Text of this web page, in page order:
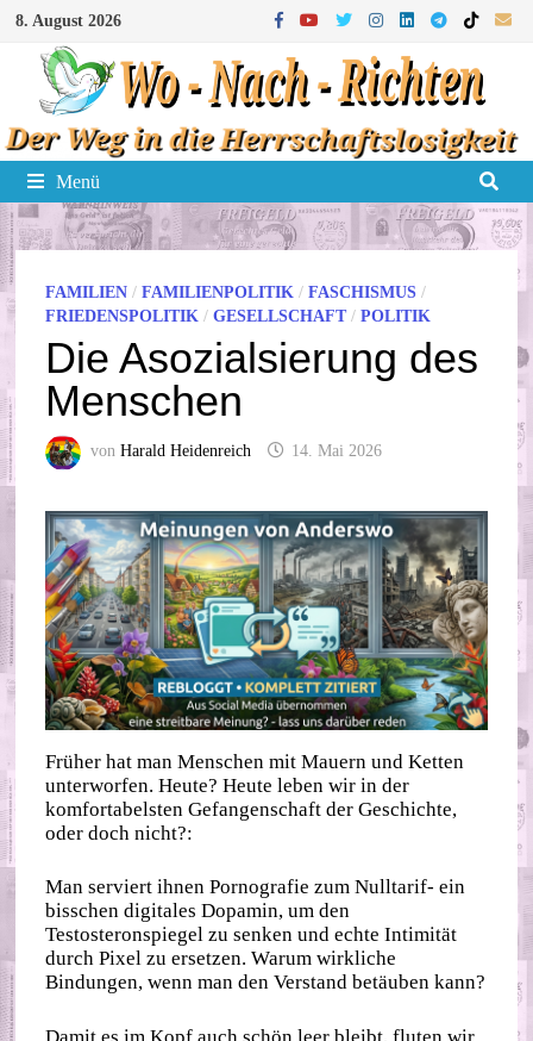
Zum
Inhalt
springen
8. August 2026
Menü
FAMILIEN /FAMILIENPOLITIK /FASCHISMUS /
FRIEDENSPOLITIK /GESELLSCHAFT/POLITIK
Die Asozialsierung des
Menschen
vonHarald Heidenreich 14. Mai 2026
Früher hat man Menschen mit Mauern und Ketten
unterworfen. Heute? Heute leben wir in der
komfortabelsten Gefangenschaft der Geschichte,
oder doch nicht?:
Man serviert ihnen Pornografie zum Nulltarif- ein
bisschen digitales Dopamin, um den
Testosteronspiegel zu senken und echte Intimität
durch Pixel zu ersetzen. Warum wirkliche
Bindungen, wenn man den Verstand betäuben kann?
Damit es im Kopf auch schön leer bleibt, fluten wir